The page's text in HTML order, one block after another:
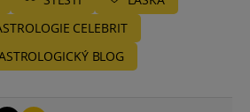
CELEBRIT
BLOG